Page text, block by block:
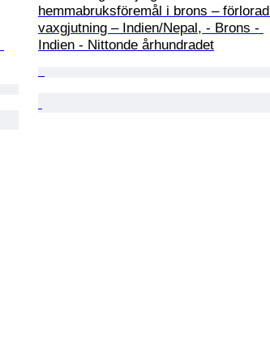
hemmabruksföremål i brons – förlorad
vaxgjutning – Indien/Nepal, - Brons -
Indien - Nittonde århundradet